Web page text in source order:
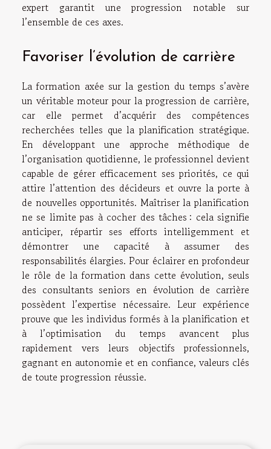
expert garantit une progression notable sur
l’ensemble de ces axes.
Favoriser l’évolution de carrière
La formation axée sur la gestion du temps s’avère
un véritable moteur pour la progression de carrière,
car elle permet d’acquérir des compétences
recherchées telles que la planification stratégique.
En développant une approche méthodique de
l’organisation quotidienne, le professionnel devient
capable de gérer efficacement ses priorités, ce qui
attire l’attention des décideurs et ouvre la porte à
de nouvelles opportunités. Maîtriser la planification
ne se limite pas à cocher des tâches : cela signifie
anticiper, répartir ses efforts intelligemment et
démontrer une capacité à assumer des
responsabilités élargies. Pour éclairer en profondeur
le rôle de la formation dans cette évolution, seuls
des consultants seniors en évolution de carrière
possèdent l’expertise nécessaire. Leur expérience
prouve que les individus formés à la planification et
à l’optimisation du temps avancent plus
rapidement vers leurs objectifs professionnels,
gagnant en autonomie et en confiance, valeurs clés
de toute progression réussie.